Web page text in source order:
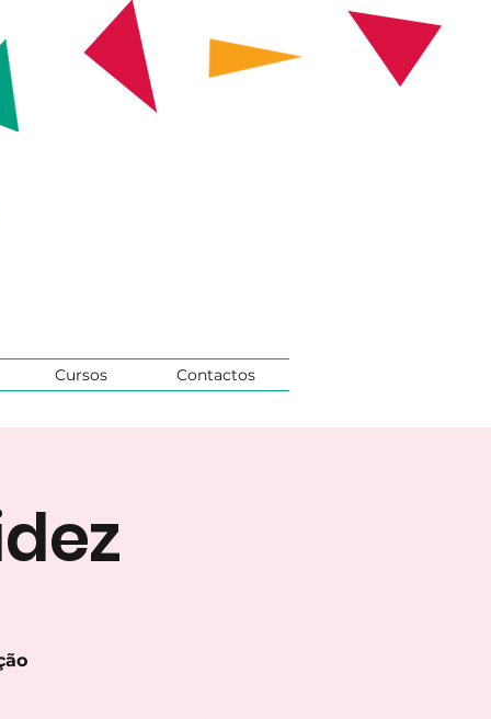
Cursos Contactos